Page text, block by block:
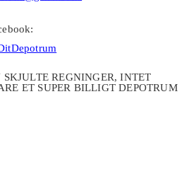
REGNINGER, INTET
ET SUPER BILLIGT DEPOTRUM